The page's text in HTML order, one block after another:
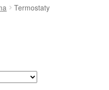
Termostaty